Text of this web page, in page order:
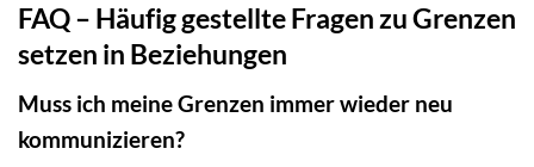
FAQ – Häufig gestellte Fragen zu Grenzen
setzen in Beziehungen
Muss ich meine Grenzen immer wieder neu
kommunizieren?